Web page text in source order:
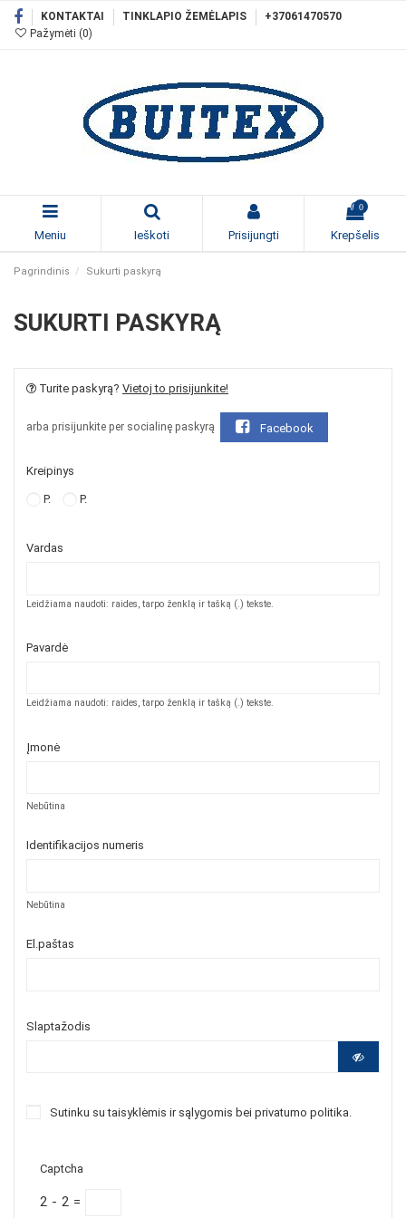
KONTAKTAI TINKLAPIO ŽEMĖLAPIS
+37061470570
Pažymėti (0)
Meniu Ieškoti Prisijungti
0
Krepšelis
Pagrindinis Sukurti paskyrą
SUKURTI PASKYRĄ
Turite paskyrą? Vietoj to prisijunkite!
arba prisijunkite per socialinę paskyrą Facebook
Kreipinys
P. P.
Vardas
Leidžiama naudoti: raides, tarpo ženklą ir tašką (.) tekste.
Pavardė
Leidžiama naudoti: raides, tarpo ženklą ir tašką (.) tekste.
Įmonė
Nebūtina
Identifikacijos numeris
Nebūtina
El.paštas
Slaptažodis
Sutinku su taisyklėmis ir sąlygomis bei privatumo politika.
Captcha
2 - 2 =